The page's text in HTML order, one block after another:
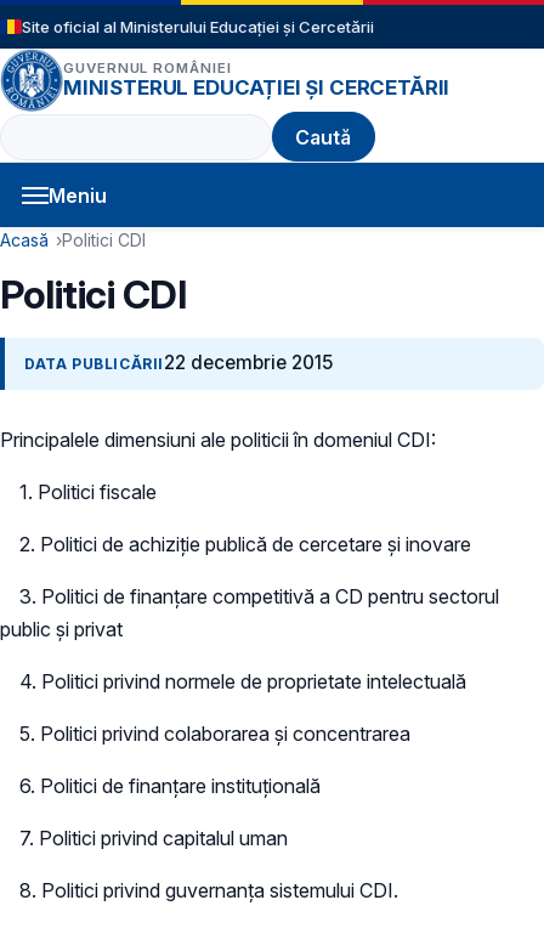
Sari la conținutul principal
Site oficial al Ministerului Educației și Cercetării
GUVERNUL ROMÂNIEI
MINISTERUL EDUCAȚIEI ȘI CERCETĂRII
Caută
Meniu
Navigație principală
Cale de navigare
Acasă Politici CDI
Politici CDI
DATA PUBLICĂRII 22 decembrie 2015
Principalele dimensiuni ale politicii în domeniul CDI:
1. Politici fiscale
2. Politici de achiziţie publică de cercetare şi inovare
3. Politici de finanţare competitivă a CD pentru sectorul
public şi privat
4. Politici privind normele de proprietate intelectuală
5. Politici privind colaborarea şi concentrarea
6. Politici de finanţare instituţională
7. Politici privind capitalul uman
8. Politici privind guvernanţa sistemului CDI.